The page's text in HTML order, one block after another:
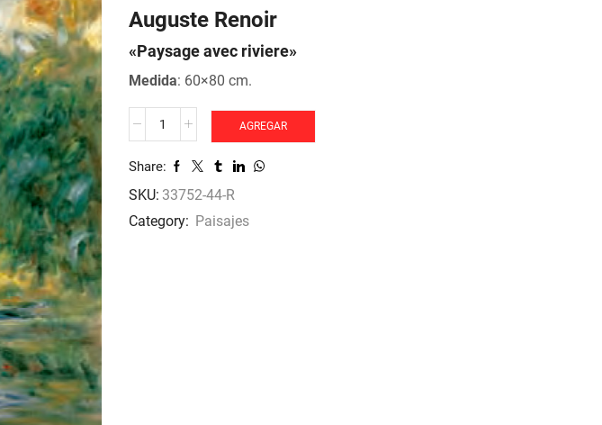
Auguste Renoir
«Paysage avec riviere»
Medida: 60×80 cm.
Paysage
cantidad
AGREGAR
Share:
SKU: 33752-44-R
Category: Paisajes